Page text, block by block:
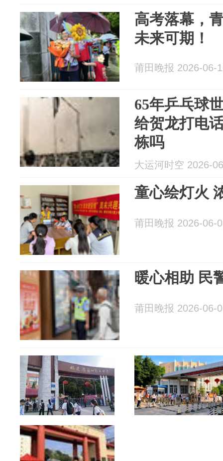
高考落幕，
未来可期！
莆田晚报 2026-06-
65年乒乓球
给贺龙打电
栋吗
大运河时空 2026-
童心绘灯火
莆田晚报 2026-06-
暖心相助 民
莆田晚报 2026-06-